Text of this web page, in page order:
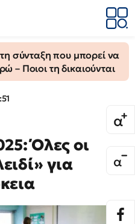
σύνταξη που μπορεί να
– Ποιοι τη δικαιούνται
Όλες οι
για